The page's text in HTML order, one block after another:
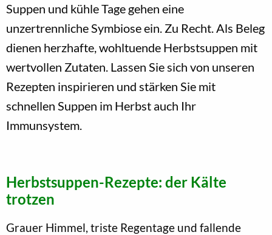
Suppen und kühle Tage gehen eine
unzertrennliche Symbiose ein. Zu Recht. Als Beleg
dienen herzhafte, wohltuende Herbstsuppen mit
wertvollen Zutaten. Lassen Sie sich von unseren
Rezepten inspirieren und stärken Sie mit
schnellen Suppen im Herbst auch Ihr
Immunsystem.
Herbstsuppen-Rezepte: der Kälte
trotzen
Grauer Himmel, triste Regentage und fallende